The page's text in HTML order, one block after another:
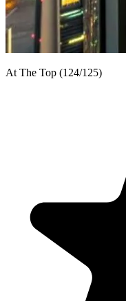
At The Top (124/125)